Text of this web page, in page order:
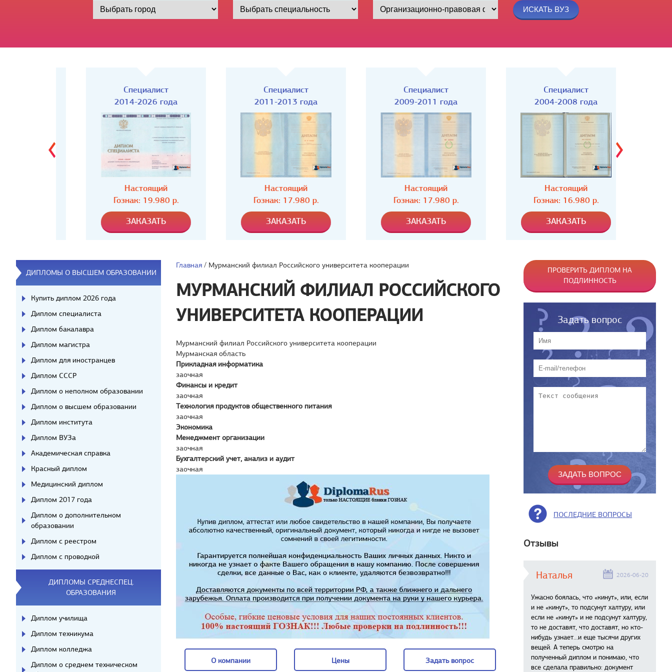
Специалист
2014-2026 года
Настоящий
Гознак: 19.980 р.
Специалист
2011-2013 года
Настоящий
Гознак: 17.980 р.
Специалист
2009-2011 года
Настоящий
Гознак: 17.980 р.
Специалист
2004-2008 года
Настоящий
Гознак: 16.980 р.
Главная / Мурманский филиал Российского университета кооперации
МУРМАНСКИЙ ФИЛИАЛ РОССИЙСКОГО
УНИВЕРСИТЕТА КООПЕРАЦИИ
Мурманский филиал Российского университета кооперации
Мурманская область
Прикладная информатика
заочная
Финансы и кредит
заочная
Технология продуктов общественного питания
заочная
Экономика
Менеджмент организации
заочная
Бухгалтерский учет, анализ и аудит
заочная
О компании Цены Задать вопрос
ДИПЛОМЫ О ВЫСШЕМ ОБРАЗОВАНИИ
Купить диплом 2026 года
Диплом специалиста
Диплом бакалавра
Диплом магистра
Диплом для иностранцев
Диплом СССР
Диплом о неполном образовании
Диплом о высшем образовании
Диплом института
Диплом ВУЗа
Академическая справка
Красный диплом
Медицинский диплом
Диплом 2017 года
Диплом о дополнительном
образовании
Диплом с реестром
Диплом с проводкой
ДИПЛОМЫ СРЕДНЕСПЕЦ.
ОБРАЗОВАНИЯ
Диплом училища
Диплом техникума
Диплом колледжа
Диплом о среднем техническом
ПРОВЕРИТЬ ДИПЛОМ НА
ПОДЛИННОСТЬ
Задать вопрос
ПОСЛЕДНИЕ ВОПРОСЫ
Отзывы
Наталья 2026-06-20
Ужасно боялась, что «кинут», или, если
и не «кинут», то подсунут халтуру, или
если не «кинут» и не подсунут халтуру,
то не доставят, что доставят, но кто-
нибудь узнает...и еще тысячи других
вещей. А теперь смотрю на
полученный диплом и понимаю, что
все сделала правильно: документ